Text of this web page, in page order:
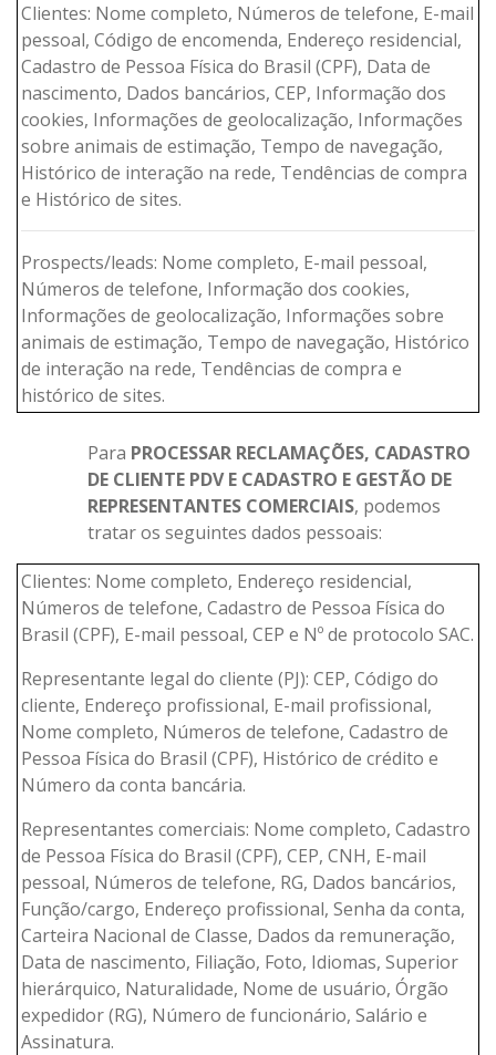
Clientes: Nome completo, Números de telefone, E-mail
pessoal, Código de encomenda, Endereço residencial,
Cadastro de Pessoa Física do Brasil (CPF), Data de
nascimento, Dados bancários, CEP, Informação dos
cookies, Informações de geolocalização, Informações
sobre animais de estimação, Tempo de navegação,
Histórico de interação na rede, Tendências de compra
e Histórico de sites.
Prospects/leads: Nome completo, E-mail pessoal,
Números de telefone, Informação dos cookies,
Informações de geolocalização, Informações sobre
animais de estimação, Tempo de navegação, Histórico
de interação na rede, Tendências de compra e
histórico de sites.
Para PROCESSAR RECLAMAÇÕES, CADASTRO
DE CLIENTE PDV E CADASTRO E GESTÃO DE
REPRESENTANTES COMERCIAIS, podemos
tratar os seguintes dados pessoais:
Clientes: Nome completo, Endereço residencial,
Números de telefone, Cadastro de Pessoa Física do
Brasil (CPF), E-mail pessoal, CEP e Nº de protocolo SAC.
Representante legal do cliente (PJ): CEP, Código do
cliente, Endereço profissional, E-mail profissional,
Nome completo, Números de telefone, Cadastro de
Pessoa Física do Brasil (CPF), Histórico de crédito e
Número da conta bancária.
Representantes comerciais: Nome completo, Cadastro
de Pessoa Física do Brasil (CPF), CEP, CNH, E-mail
pessoal, Números de telefone, RG, Dados bancários,
Função/cargo, Endereço profissional, Senha da conta,
Carteira Nacional de Classe, Dados da remuneração,
Data de nascimento, Filiação, Foto, Idiomas, Superior
hierárquico, Naturalidade, Nome de usuário, Órgão
expedidor (RG), Número de funcionário, Salário e
Assinatura.